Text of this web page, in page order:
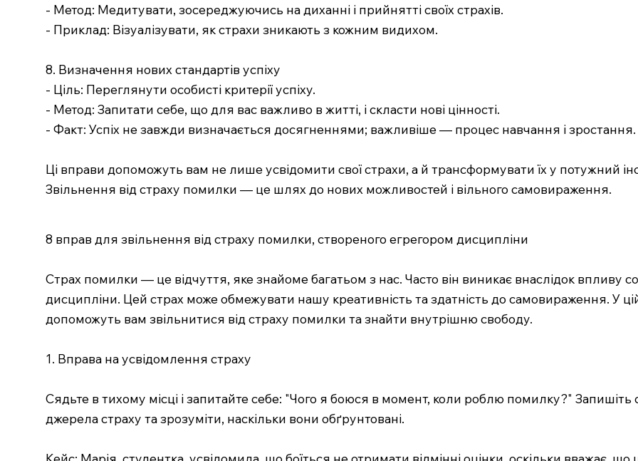
- Метод: Медитувати, зосереджуючись на диханні і прийнятті своїх страхів.
- Приклад: Візуалізувати, як страхи зникають з кожним видихом.
8. Визначення нових стандартів успіху
- Ціль: Переглянути особисті критерії успіху.
- Метод: Запитати себе, що для вас важливо в житті, і скласти нові цінності.
- Факт: Успіх не завжди визначається досягненнями; важливіше — процес навчання і зростання.
Ці вправи допоможуть вам не лише усвідомити свої страхи, а й трансформувати їх у потужний
Звільнення від страху помилки — це шлях до нових можливостей і вільного самовираження.
8 вправ для звільнення від страху помилки, створеного егрегором дисципліни
Страх помилки — це відчуття, яке знайоме багатьом з нас. Часто він виникає внаслідок впливу
дисципліни. Цей страх може обмежувати нашу креативність та здатність до самовираження. У
допоможуть вам звільнитися від страху помилки та знайти внутрішню свободу.
1. Вправа на усвідомлення страху
Сядьте в тихому місці і запитайте себе: "Чого я боюся в момент, коли роблю помилку?"
джерела страху та зрозуміти, наскільки вони обґрунтовані.